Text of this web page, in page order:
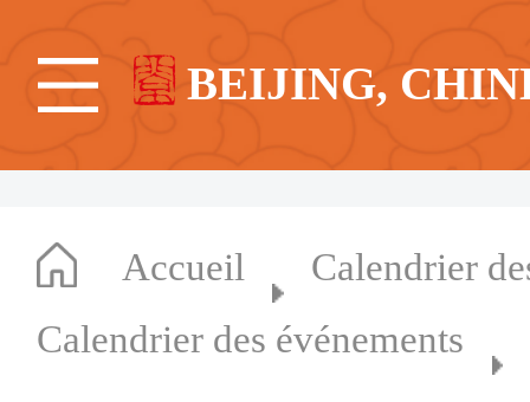
BEIJING,
Accueil
Calendrier
Calendrier des événements